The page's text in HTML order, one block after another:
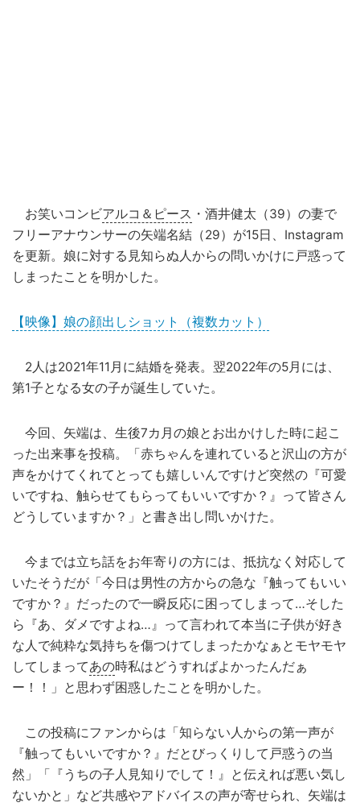
お笑いコンビアルコ＆ピース ・酒井健太（39）の妻で
フリーアナウンサーの矢端名結（29）が15日、Instagram
を更新。娘に対する見知らぬ人からの問いかけに戸惑って
しまったことを明かした。
【映像】娘の顔出しショット（複数カット）
2人は2021年11月に結婚を発表。翌2022年の5月には、
第1子となる女の子が誕生していた。
今回、矢端は、生後7カ月の娘とお出かけした時に起こ
った出来事を投稿。「赤ちゃんを連れていると沢山の方が
声をかけてくれてとっても嬉しいんですけど突然の『可愛
いですね、触らせてもらってもいいですか？』って皆さん
どうしていますか？」と書き出し問いかけた。
今までは立ち話をお年寄りの方には、抵抗なく対応して
いたそうだが「今日は男性の方からの急な『触ってもいい
ですか？』だったので一瞬反応に困ってしまって…そした
ら『あ、ダメですよね…』って言われて本当に子供が好き
な人で純粋な気持ちを傷つけてしまったかなぁとモヤモヤ
してしまってあの時私はどうすればよかったんだぁ
ー！！」と思わず困惑したことを明かした。
この投稿にファンからは「知らない人からの第一声が
『触ってもいいですか？』だとびっくりして戸惑うの当
然」「『うちの子人見知りでして！』と伝えれば悪い気し
ないかと」など共感やアドバイスの声が寄せられ、矢端は